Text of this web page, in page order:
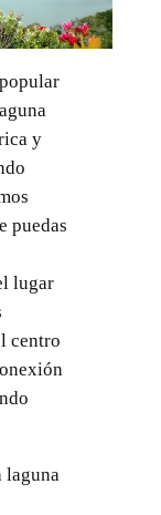
y
puedas
lugar
centro
laguna